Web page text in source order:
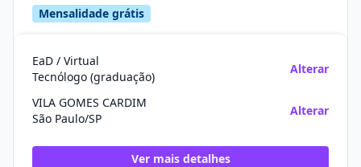
Mensalidade grátis
EaD / Virtual
Tecnólogo (graduação)
Alterar
VILA GOMES CARDIM
São Paulo/SP
Alterar
Ver mais detalhes